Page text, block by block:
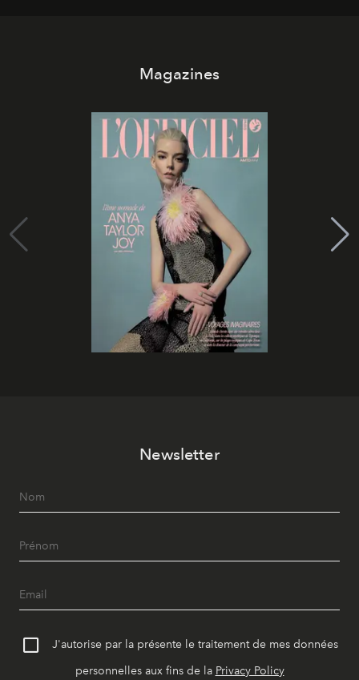
Magazines
Newsletter
J'autorise par la présente le traitement de mes données
personnelles aux fins de la Privacy Policy